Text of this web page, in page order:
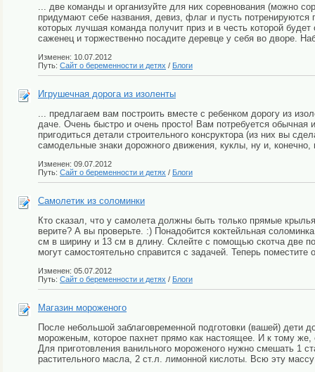
... две команды и организуйте для них соревнования (можно
придумают себе названия, девиз, флаг и пусть
которых лучшая команда получит приз и в честь которой
саженец и торжественно посадите деревце у себя во дворе.
Изменен: 10.07.2012
Путь: Сайт о беременности и детях / Блоги
Игрушечная дорога из изоленты
... предлагаем вам построить вместе с ребенком дорогу из
даче. Очень быстро и очень просто! Вам потребуется
пригодиться детали строительного консруктора (из них вы
самодельные знаки дорожного движения, куклы, ну и,
Изменен: 09.07.2012
Путь: Сайт о беременности и детях / Блоги
Самолетик из соломинки
Кто сказал, что у самолета должны быть только прямые
верите? А вы проверьте. :) Понадобится коктейльная
см в ширину и 13 см в длину. Склейте с помощью скотча две
могут самостоятельно справится с задачей. Теперь поместите
Изменен: 05.07.2012
Путь: Сайт о беременности и детях / Блоги
Магазин мороженого
После небольшой заблаговременной подготовки (вашей) дети
мороженым, которое пахнет прямо как настоящее. И к тому же,
Для приготовления ванильного мороженого нужно смешать 1
растительного масла, 2 ст.л. лимонной кислоты. Всю эту